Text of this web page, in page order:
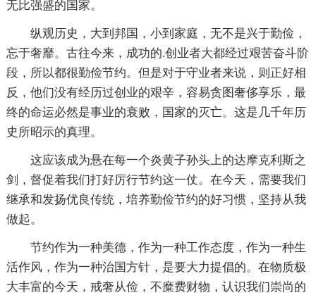
无比强盛的国家。
纵观历史，大到邦国，小到家庭，无不是兴于勤俭，
忘于奢靡。古往今来，成功的.创业者大都经过艰苦奋斗阶
段，所以都很勤俭节约。但是对于守业者来说，则正好相
反，他们没有经历过创业的艰辛，容易贪图奢侈享乐，最
终的命运必然是事业的衰败，国家的灭亡。这是几千年历
史所昭示的真理。
这应该成为悬在每一个炎黄子孙头上的达摩克利斯之
剑，督促着我们打好厉行节约这一仗。在今天，需要我们
继承和发扬优良传统，培养勤俭节约的好习惯，坚持从我
做起。
节约作为一种美德，作为一种工作态度，作为一种生
活作风，作为一种治国方针，是要大力提倡的。在物质极
大丰富的今天，戒奢从俭，不糜费财物，认识我们崇尚的